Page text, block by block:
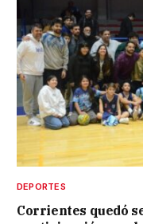
DEPORTES
Corrientes quedó